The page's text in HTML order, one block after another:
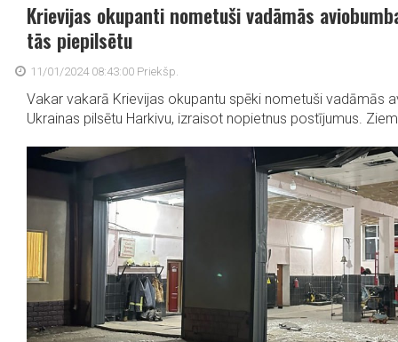
Krievijas okupanti nometuši vadāmās
tās piepilsētu
11/01/2024 08:43:00 Priekšp.
Vakar vakarā Krievijas okupantu spēki nometuši vadāmās
Ukrainas pilsētu Harkivu, izraisot nopietnus postījumus.